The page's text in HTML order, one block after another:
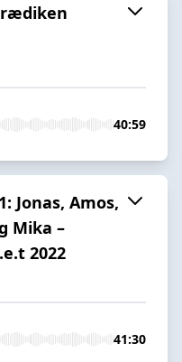
40:59
Jonas, Amos,
Mika –
2022
41:30